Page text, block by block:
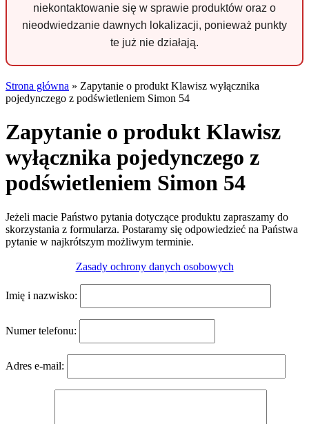
niekontaktowanie się w sprawie produktów oraz o
nieodwiedzanie dawnych lokalizacji, ponieważ punkty
te już nie działają.
Strona główna » Zapytanie o produkt Klawisz wyłącznika
pojedynczego z podświetleniem Simon 54
Zapytanie o produkt Klawisz
wyłącznika pojedynczego z
podświetleniem Simon 54
Jeżeli macie Państwo pytania dotyczące produktu zapraszamy do
skorzystania z formularza. Postaramy się odpowiedzieć na Państwa
pytanie w najkrótszym możliwym terminie.
Zasady ochrony danych osobowych
Imię i nazwisko:
Numer telefonu:
Adres e-mail: